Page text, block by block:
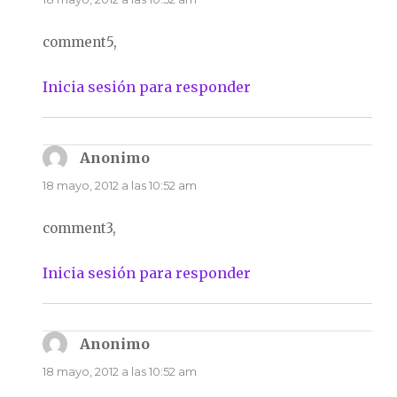
comment5,
Inicia sesión para responder
Anonimodice:
18 mayo, 2012 a las 10:52 am
comment3,
Inicia sesión para responder
Anonimodice:
18 mayo, 2012 a las 10:52 am